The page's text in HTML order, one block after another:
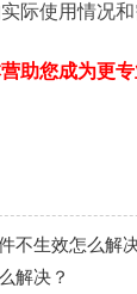
际使用情况
助您成为更专
不生效怎么解
解决？